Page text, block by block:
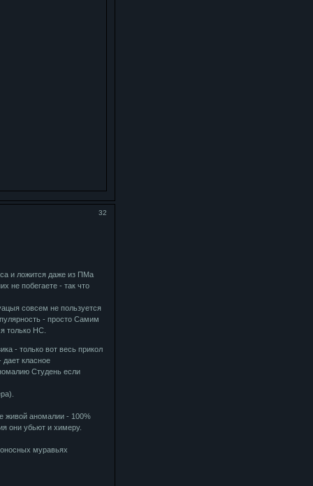
32
и ложится даже из ПМа
не побегаете - так что
совсем не пользуется
- просто Самим
только НС.
- только вот весь прикол
дает класное
Студень если
живой аномалии - 100%
они убьют и химеру.
муравьях